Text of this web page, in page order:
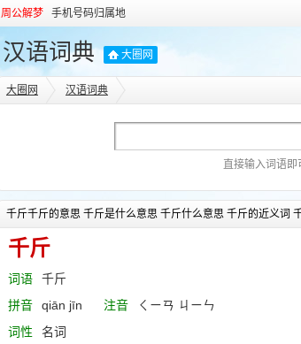
周公解梦 手机号码归属地
汉语词典 大圈网
大圈网 汉语词典
直接输入词语即
千斤千斤的意思 千斤是什么意思 千斤什么意思 千斤的近义词
千斤
词语
千斤
拼音
qiān jīn 注音
ㄑㄧㄢ ㄐㄧㄣ
词性
名词